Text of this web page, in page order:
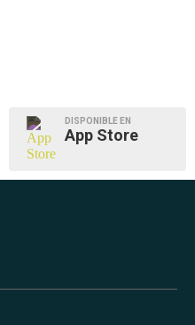
DISPONIBLE EN
App Store